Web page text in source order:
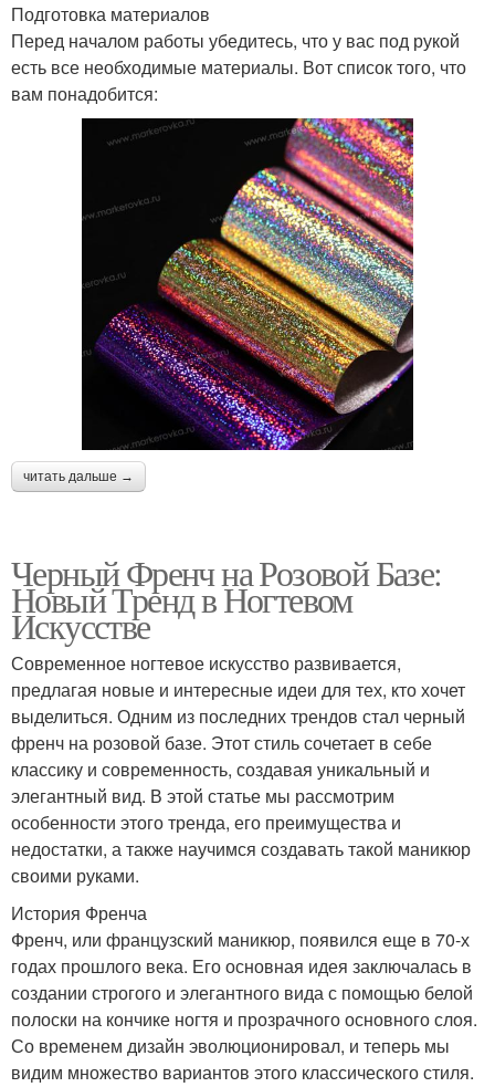
Подготовка материалов
Перед началом работы убедитесь, что у вас под рукой
есть все необходимые материалы. Вот список того, что
вам понадобится:
читать дальше →
Черный Френч на Розовой Базе:
Новый Тренд в Ногтевом
Искусстве
Современное ногтевое искусство развивается,
предлагая новые и интересные идеи для тех, кто хочет
выделиться. Одним из последних трендов стал черный
френч на розовой базе. Этот стиль сочетает в себе
классику и современность, создавая уникальный и
элегантный вид. В этой статье мы рассмотрим
особенности этого тренда, его преимущества и
недостатки, а также научимся создавать такой маникюр
своими руками.
История Френча
Френч, или французский маникюр, появился еще в 70-х
годах прошлого века. Его основная идея заключалась в
создании строгого и элегантного вида с помощью белой
полоски на кончике ногтя и прозрачного основного слоя.
Со временем дизайн эволюционировал, и теперь мы
видим множество вариантов этого классического стиля.